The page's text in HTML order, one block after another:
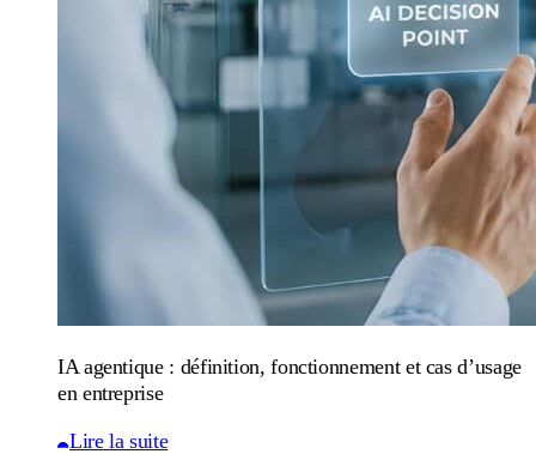
IA agentique : définition, fonctionnement et cas d’usage
en entreprise
Lire la suite